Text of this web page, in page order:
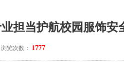
担当护航校园服饰安
览次数： 1777